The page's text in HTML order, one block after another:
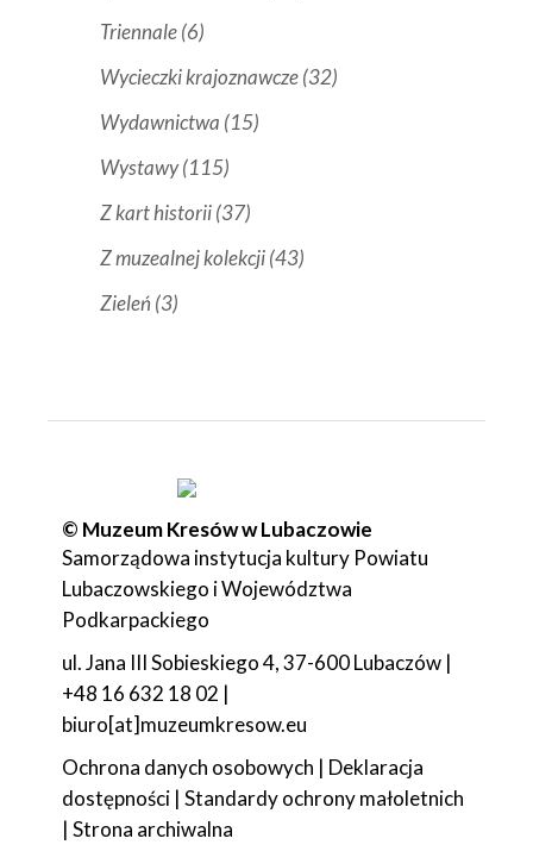
Triennale(6)
Wycieczki krajoznawcze(32)
Wydawnictwa (15)
Wystawy(115)
Z kart historii(37)
Z muzealnej kolekcji(43)
Zieleń (3)
© Muzeum Kresów w Lubaczowie
Samorządowa instytucja kultury Powiatu
Lubaczowskiego i Województwa
Podkarpackiego
ul. Jana III Sobieskiego 4, 37-600 Lubaczów |
+48 16 632 18 02 |
biuro[at]muzeumkresow.eu
Ochrona danych osobowych | Deklaracja
dostępności | Standardy ochrony małoletnich
| Strona archiwalna